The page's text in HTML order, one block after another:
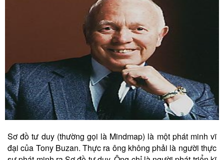
Sơ đồ tư duy (thường gọi là Mindmap) là một phát minh vĩ
đại của Tony Buzan. Thực ra ông không phải là người thực